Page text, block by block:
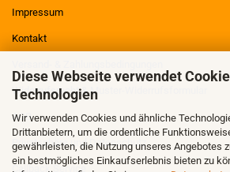
Diese Webseite verwendet
Technologien
Wir verwenden Cookies und ähnliche
Drittanbietern, um die ordentliche
gewährleisten, die Nutzung unseres Angebotes
ein bestmögliches Einkaufserlebnis bieten zu
Impressum
Kontakt
Widerrufsrecht & Muster-Widerrufsformular
AGB
Privatsphäre und Datenschutz
Callback Service